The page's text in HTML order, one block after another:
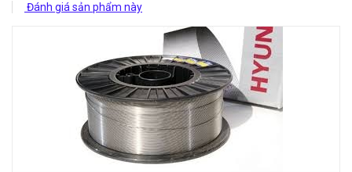
Đánh giá sản phẩm này